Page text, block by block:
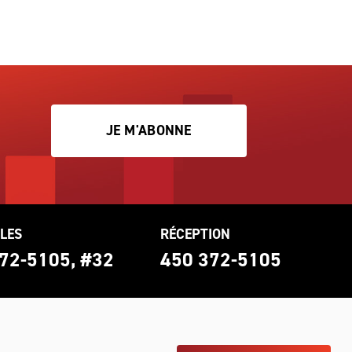
JE M'ABONNE
5105, #32
RÉCEPTION
450 372-5105